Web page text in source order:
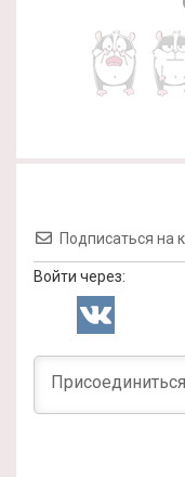
Подписаться на
Войти через: